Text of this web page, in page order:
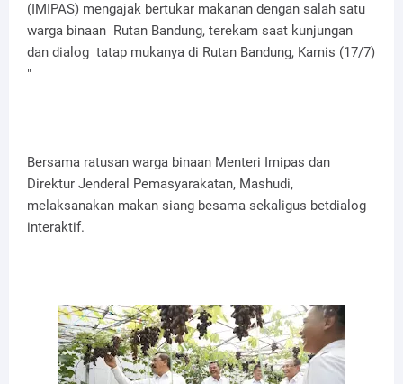
(IMIPAS) mengajak bertukar makanan dengan salah satu
warga binaan Rutan Bandung, terekam saat kunjungan
dan dialog tatap mukanya di Rutan Bandung, Kamis (17/7)
"
Bersama ratusan warga binaan Menteri Imipas dan
Direktur Jenderal Pemasyarakatan, Mashudi,
melaksanakan makan siang besama sekaligus betdialog
interaktif.